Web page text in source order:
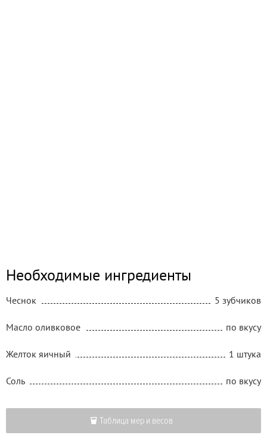
Необходимые ингредиенты
Чеснок 5 зубчиков
Масло оливковое по вкусу
Желток яичный 1 штука
Соль по вкусу
Таблица мер и весов